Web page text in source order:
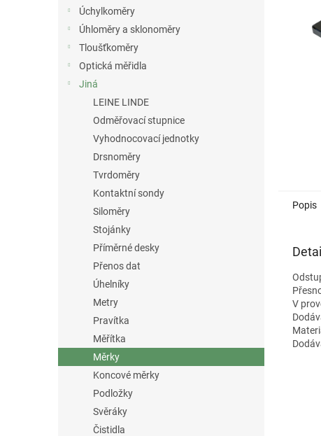
Úchylkoměry
Úhloměry a sklonoměry
Tloušťkoměry
Optická měřidla
Jiná
LEINE LINDE
Odměřovací stupnice
Vyhodnocovací jednotky
Drsnoměry
Tvrdoměry
Kontaktní sondy
Siloměry
Stojánky
Příměrné desky
Přenos dat
Úhelníky
Metry
Pravítka
Měřítka
Měrky
Koncové měrky
Podložky
Svěráky
Čistidla
Popis
V